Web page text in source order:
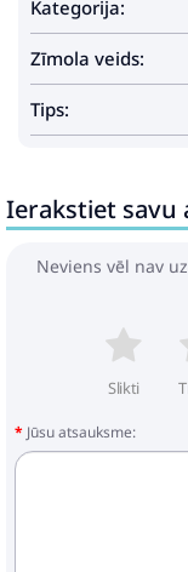
Kategorija:
Zīmola veids:
Tips:
Ierakstiet savu
Neviens vēl nav
Slikti
Jūsu atsauksme: